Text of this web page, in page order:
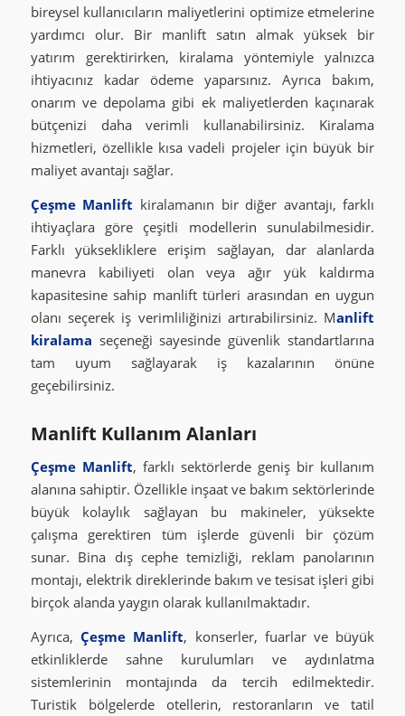
bireysel kullanıcıların maliyetlerini optimize etmelerine
yardımcı olur. Bir manlift satın almak yüksek bir
yatırım gerektirirken, kiralama yöntemiyle yalnızca
ihtiyacınız kadar ödeme yaparsınız. Ayrıca bakım,
onarım ve depolama gibi ek maliyetlerden kaçınarak
bütçenizi daha verimli kullanabilirsiniz. Kiralama
hizmetleri, özellikle kısa vadeli projeler için büyük bir
maliyet avantajı sağlar.
Çeşme Manlift kiralamanın bir diğer avantajı, farklı
ihtiyaçlara göre çeşitli modellerin sunulabilmesidir.
Farklı yüksekliklere erişim sağlayan, dar alanlarda
manevra kabiliyeti olan veya ağır yük kaldırma
kapasitesine sahip manlift türleri arasından en uygun
olanı seçerek iş verimliliğinizi artırabilirsiniz. Manlift
kiralama seçeneği sayesinde güvenlik standartlarına
tam uyum sağlayarak iş kazalarının önüne
geçebilirsiniz.
Manlift Kullanım Alanları
Çeşme Manlift, farklı sektörlerde geniş bir kullanım
alanına sahiptir. Özellikle inşaat ve bakım sektörlerinde
büyük kolaylık sağlayan bu makineler, yüksekte
çalışma gerektiren tüm işlerde güvenli bir çözüm
sunar. Bina dış cephe temizliği, reklam panolarının
montajı, elektrik direklerinde bakım ve tesisat işleri gibi
birçok alanda yaygın olarak kullanılmaktadır.
Ayrıca, Çeşme Manlift, konserler, fuarlar ve büyük
etkinliklerde sahne kurulumları ve aydınlatma
sistemlerinin montajında da tercih edilmektedir.
Turistik bölgelerde otellerin, restoranların ve tatil